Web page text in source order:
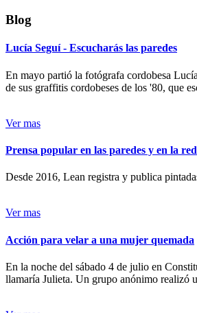
Blog
Lucía Seguí - Escucharás las paredes
En mayo partió la fotógrafa cordobesa
de sus graffitis cordobeses de los '80, que
Ver mas
Prensa popular en las paredes y en la red
Desde 2016, Lean registra y publica
Ver mas
Acción para velar a una mujer quemada
En la noche del sábado 4 de julio en
llamaría Julieta. Un grupo anónimo realizó